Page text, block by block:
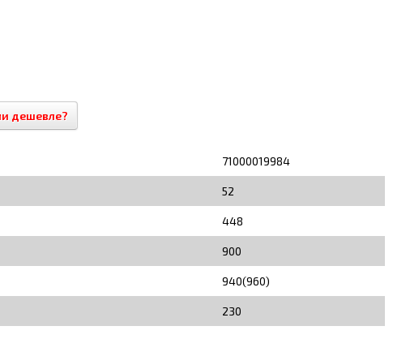
дешевле?
71000019984
52
448
900
940(960)
230